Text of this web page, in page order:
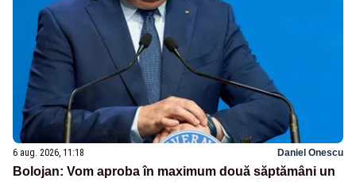
6 aug. 2026, 11:18 Daniel Onescu
Bolojan: Vom aproba în maximum două săptămâni un